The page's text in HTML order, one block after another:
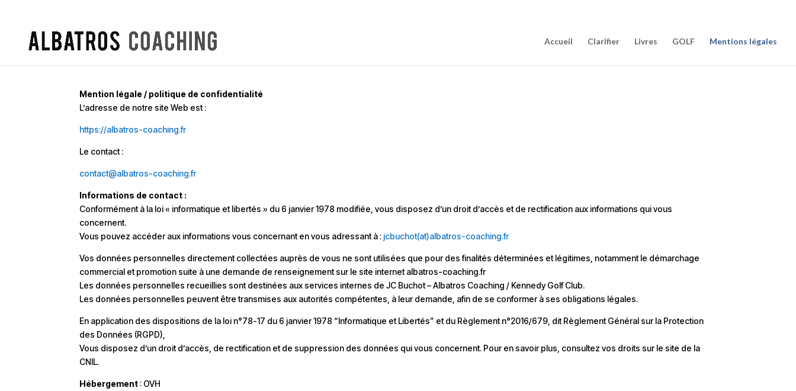
Accueil Clarifier Livres GOLF Mentions légales
Mention légale / politique de confidentialité
L’adresse de notre site Web est :
https://albatros-coaching.fr
Le contact :
contact@albatros-coaching.fr
Informations de contact :
Conformément à la loi « informatique et libertés » du 6 janvier 1978 modifiée, vous disposez d’un droit d’accès et de rectification aux informations qui vous
concernent.
Vous pouvez accéder aux informations vous concernant en vous adressant à : jcbuchot(at)albatros-coaching.fr
Vos données personnelles directement collectées auprès de vous ne sont utilisées que pour des finalités déterminées et légitimes, notamment le démarchage
commercial et promotion suite à une demande de renseignement sur le site internet albatros-coaching.fr
Les données personnelles recueillies sont destinées aux services internes de JC Buchot – Albatros Coaching / Kennedy Golf Club.
Les données personnelles peuvent être transmises aux autorités compétentes, à leur demande, afin de se conformer à ses obligations légales.
En application des dispositions de la loi n°78-17 du 6 janvier 1978 “Informatique et Libertés” et du Règlement n°2016/679, dit Règlement Général sur la Protection
des Données (RGPD),
Vous disposez d’un droit d’accès, de rectification et de suppression des données qui vous concernent. Pour en savoir plus, consultez vos droits sur le site de la
CNIL.
Hébergement : OVH